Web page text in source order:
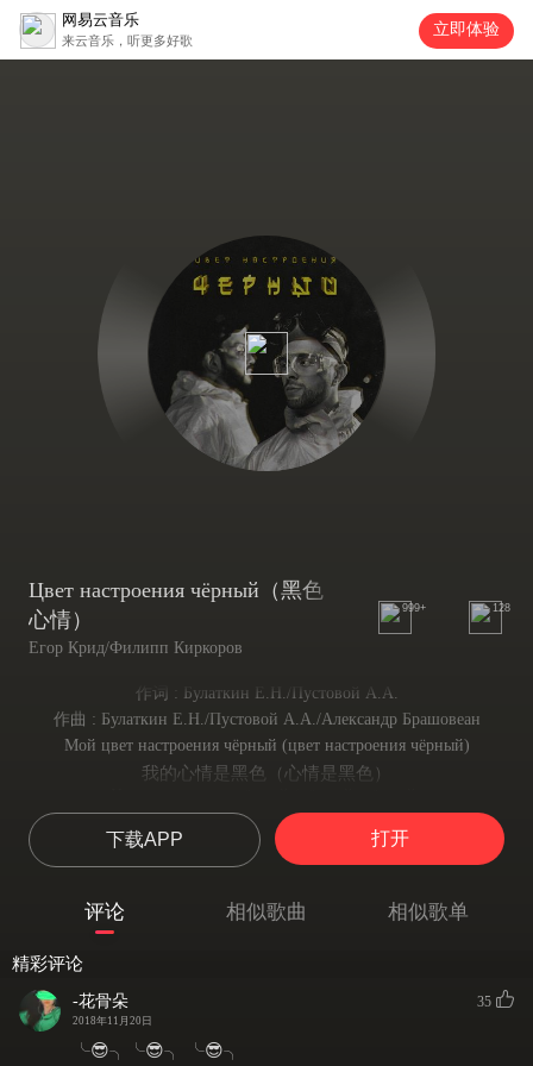
网易云音乐
来云音乐，听更多好歌
立即体验
Цвет настроения чёрный（黑色
心情）
Егор Крид/Филипп Киркоров
999+ 128
作词 : Булаткин Е.Н./Пустовой А.А.
作曲 : Булаткин Е.Н./Пустовой А.А./Александр Брашовеан
Мой цвет настроения чёрный (цвет настроения чёрный)
我的心情是黑色（心情是黑色）
心情是黑色（黑色，黑色）
Мой цвет настроения чёрный (чёрный, чёрный)
我的心情是黑色（黑色，黑色）
心情是黑色（砰砰砰！呜呼！）
Она на чёрном стиле.
下载APP 打开
评论 相似歌曲 相似歌单
精彩评论
-花骨朵
2018年11月20日
35
╰😎╮╰😎╮ ╰😎╮